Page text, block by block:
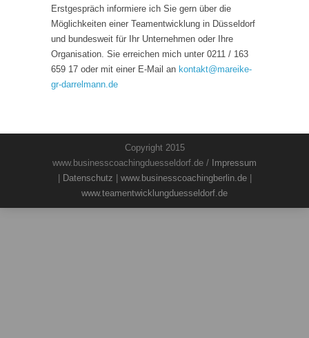
Erstgespräch informiere ich Sie gern über die
Möglichkeiten einer Teamentwicklung in Düsseldorf
und bundesweit für Ihr Unternehmen oder Ihre
Organisation. Sie erreichen mich unter 0211 / 163
659 17 oder mit einer E-Mail an kontakt@mareike-
gr-darrelmann.de
Copyright 2015
www.businesscoachingduesseldorf.de / Impressum
Datenschutz www.businesscoachingberlin.de|
www.teamentwicklungduesseldorf.de